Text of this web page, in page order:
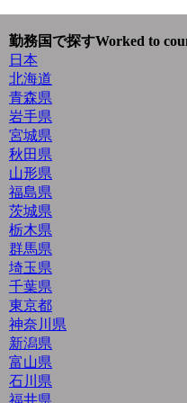
勤務国で探すWorked to
日本
北海道
青森県
岩手県
宮城県
秋田県
山形県
福島県
茨城県
栃木県
群馬県
埼玉県
千葉県
東京都
神奈川県
新潟県
富山県
石川県
福井県